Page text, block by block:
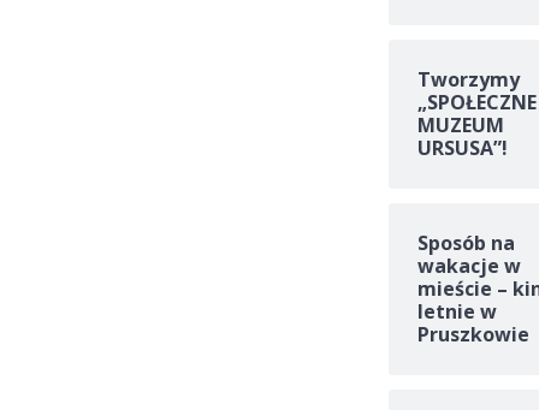
Tworzymy
„SPOŁECZNE
MUZEUM
URSUSA”!
Sposób na
wakacje w
mieście –
letnie w
Pruszkowie